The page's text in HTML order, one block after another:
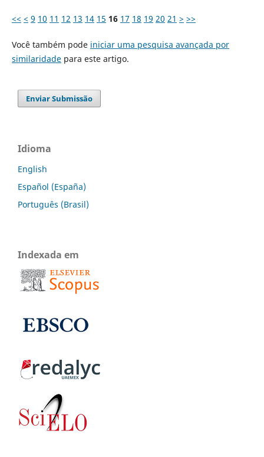
<< < 9 10 11 12 13 14 15 16 17 18 19 20 21 > >>
Você também pode iniciar uma pesquisa avançada por
similaridadepara este artigo.
Enviar Submissão
Idioma
English
Español (España)
Português (Brasil)
Indexada em